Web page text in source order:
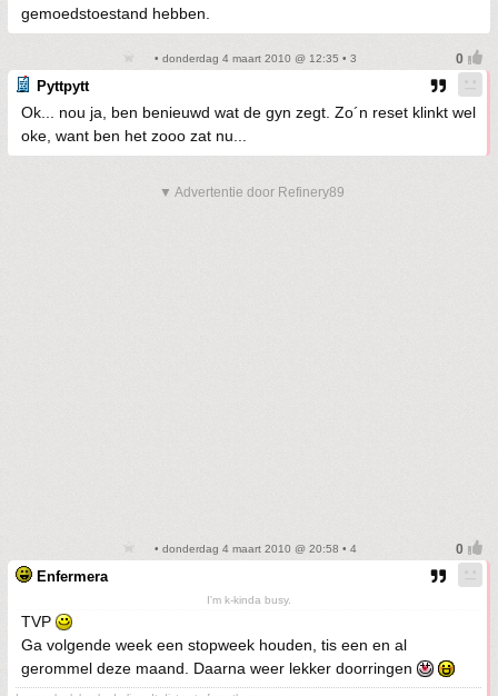
gemoedstoestand hebben.
• donderdag 4 maart 2010 @ 12:35 • 3
Pyttpytt
Ok... nou ja, ben benieuwd wat de gyn zegt. Zo´n reset klinkt wel
oke, want ben het zooo zat nu...
▼ Advertentie door Refinery89
• donderdag 4 maart 2010 @ 20:58 • 4
Enfermera
I'm k-kinda busy.
TVP
Ga volgende week een stopweek houden, tis een en al
gerommel deze maand. Daarna weer lekker doorringen